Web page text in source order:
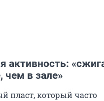
активность:
чем в зале»
пласт, который часто